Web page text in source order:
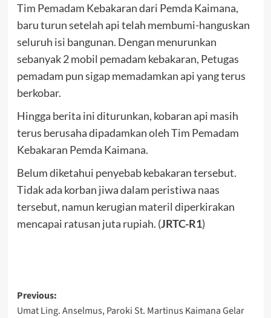
Tim Pemadam Kebakaran dari Pemda Kaimana,
baru turun setelah api telah membumi-hanguskan
seluruh isi bangunan. Dengan menurunkan
sebanyak 2 mobil pemadam kebakaran, Petugas
pemadam pun sigap memadamkan api yang terus
berkobar.
Hingga berita ini diturunkan, kobaran api masih
terus berusaha dipadamkan oleh Tim Pemadam
Kebakaran Pemda Kaimana.
Belum diketahui penyebab kebakaran tersebut.
Tidak ada korban jiwa dalam peristiwa naas
tersebut, namun kerugian materil diperkirakan
mencapai ratusan juta rupiah. (JRTC-R1)
Post
Previous:
Umat Ling. Anselmus, Paroki St. Martinus Kaimana Gelar